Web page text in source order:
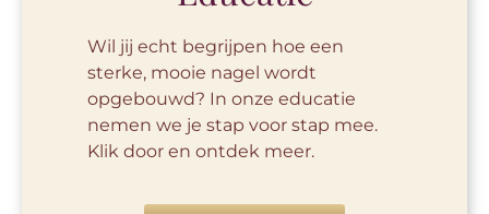
Wil jij echt begrijpen hoe een
sterke, mooie nagel wordt
opgebouwd? In onze educatie
nemen we je stap voor stap mee.
Klik door en ontdek meer.